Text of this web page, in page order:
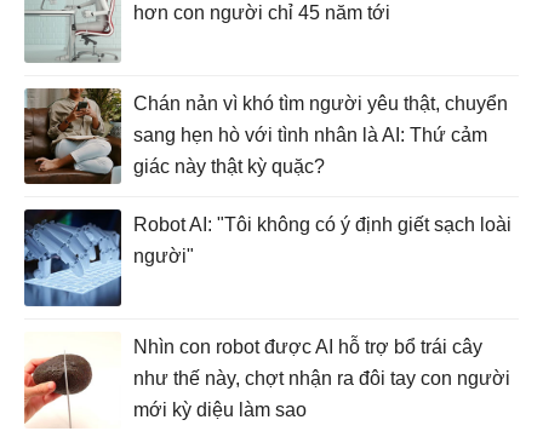
hơn con người chỉ 45 năm tới
Chán nản vì khó tìm người yêu thật, chuyển
sang hẹn hò với tình nhân là AI: Thứ cảm
giác này thật kỳ quặc?
Robot AI: "Tôi không có ý định giết sạch loài
người"
Nhìn con robot được AI hỗ trợ bổ trái cây
như thế này, chợt nhận ra đôi tay con người
mới kỳ diệu làm sao